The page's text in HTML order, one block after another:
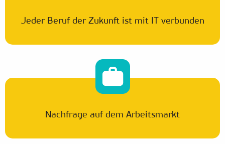
Jeder Beruf der Zukunft ist mit IT verbunden
Nachfrage auf dem Arbeitsmarkt